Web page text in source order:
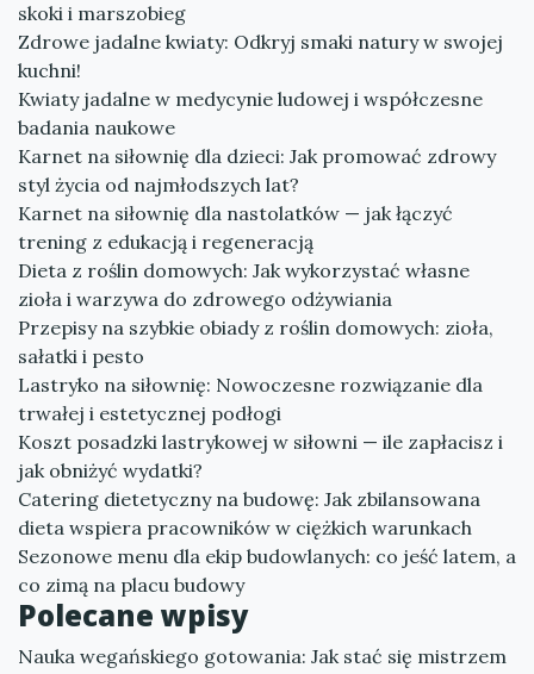
skoki i marszobieg
Zdrowe jadalne kwiaty: Odkryj smaki natury w swojej
kuchni!
Kwiaty jadalne w medycynie ludowej i współczesne
badania naukowe
Karnet na siłownię dla dzieci: Jak promować zdrowy
styl życia od najmłodszych lat?
Karnet na siłownię dla nastolatków — jak łączyć
trening z edukacją i regeneracją
Dieta z roślin domowych: Jak wykorzystać własne
zioła i warzywa do zdrowego odżywiania
Przepisy na szybkie obiady z roślin domowych: zioła,
sałatki i pesto
Lastryko na siłownię: Nowoczesne rozwiązanie dla
trwałej i estetycznej podłogi
Koszt posadzki lastrykowej w siłowni — ile zapłacisz i
jak obniżyć wydatki?
Catering dietetyczny na budowę: Jak zbilansowana
dieta wspiera pracowników w ciężkich warunkach
Sezonowe menu dla ekip budowlanych: co jeść latem, a
co zimą na placu budowy
Polecane wpisy
Nauka wegańskiego gotowania: Jak stać się mistrzem